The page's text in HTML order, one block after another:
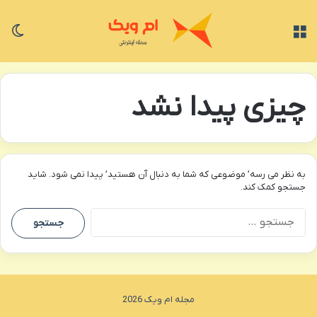
چیزی پیدا نشد
به نظر می رسه’ موضوعی که شما به دنبال آن هستید’ پیدا نمی شود. شاید
جستجو کمک کند.
جستجو
برای:
مجله ام ویک 2026